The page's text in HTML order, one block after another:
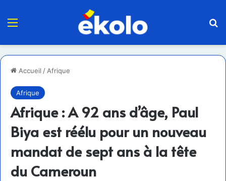
Menu
Accueil / Afrique
Afrique
Afrique : A 92 ans d’âge, Paul
Biya est réélu pour un nouveau
mandat de sept ans à la tête
du Cameroun